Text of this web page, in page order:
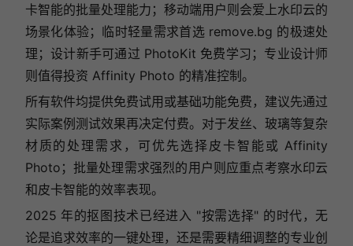
卡智能的批量处理能力；移动端用户则会爱上水印云的
场景化体验；临时轻量需求首选 remove.bg 的极速处
理；设计新手可通过 PhotoKit 免费学习；专业设计师
则值得投资 Affinity Photo 的精准控制。
所有软件均提供免费试用或基础功能免费，建议先通过
实际案例测试效果再决定付费。对于发丝、玻璃等复杂
材质的处理需求，可优先选择皮卡智能或 Affinity
Photo；批量处理需求强烈的用户则应重点考察水印云
和皮卡智能的效率表现。
2025 年的抠图技术已经进入 "按需选择" 的时代，无
论是追求效率的一键处理，还是需要精细调整的专业创